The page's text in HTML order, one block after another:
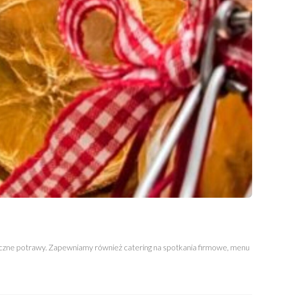
potrawy. Zapewniamy również catering na spotkania firmowe, menu